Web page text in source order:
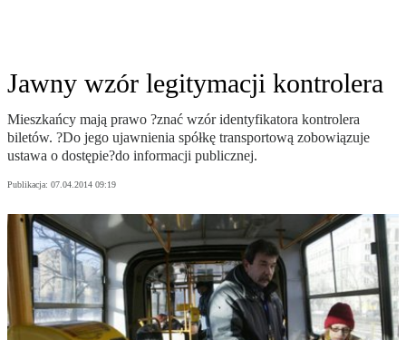
Jawny wzór legitymacji kontrolera
Mieszkańcy mają prawo ?znać wzór identyfikatora kontrolera
biletów. ?Do jego ujawnienia spółkę transportową zobowiązuje
ustawa o dostępie?do informacji publicznej.
Publikacja: 07.04.2014 09:19